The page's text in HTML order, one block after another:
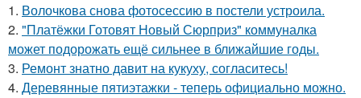
1. Волочкова снова фотосессию в постели устроила.
2. "Платёжки Готовят Новый Сюрприз" коммуналка
может подорожать ещё сильнее в ближайшие годы.
3. Ремонт знатно давит на кукуху, согласитесь!
4. Деревянные пятиэтажки - теперь официально можно.